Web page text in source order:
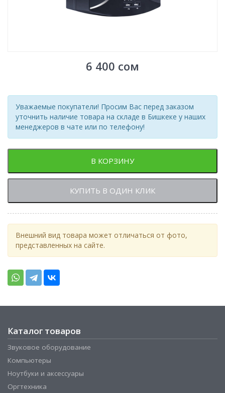
6 400 сом
Уважаемые покупатели! Просим Вас перед заказом
уточнить наличие товара на складе в Бишкеке у наших
менеджеров в чате или по телефону!
В КОРЗИНУ
КУПИТЬ В ОДИН КЛИК
Внешний вид товара может отличаться от фото,
представленных на сайте.
Каталог товаров
Звуковое оборудование
Компьютеры
Ноутбуки и аксессуары
Оргтехника